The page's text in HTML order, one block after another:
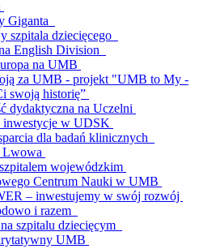
Giganta
szpitala dziecięcego
English Division
na UMB
za UMB - projekt "UMB to My -
swoją historię”
dydaktyczna na Uczelni
inwestycje w UDSK
dla badań klinicznych
Lwowa
wojewódzkim
Centrum Nauki w UMB
– inwestujemy w swój rozwój
i razem
szpitalu dziecięcym
UMB